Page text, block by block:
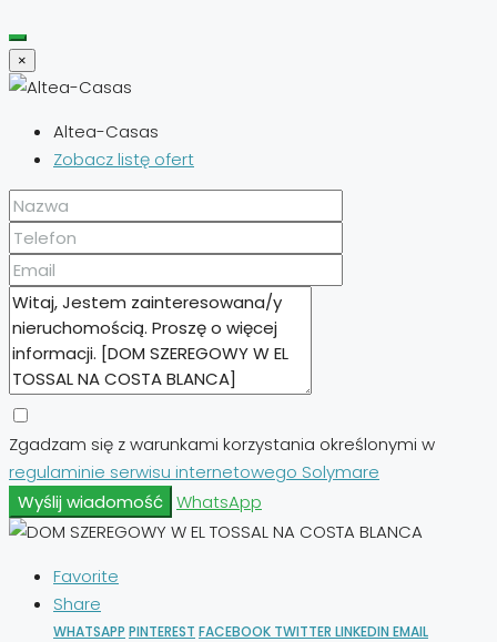
×
Altea-Casas
Zobacz listę ofert
Zgadzam się z warunkami korzystania określonymi w
regulaminie serwisu internetowego Solymare
Wyślij wiadomość WhatsApp
Favorite
Share
WHATSAPP PINTEREST FACEBOOK TWITTER LINKEDIN EMAIL